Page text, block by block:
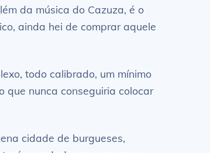
da música do Cazuza, é o
ainda hei de comprar aquele
todo calibrado, um mínimo
que nunca conseguiria colocar
cidade de burgueses,